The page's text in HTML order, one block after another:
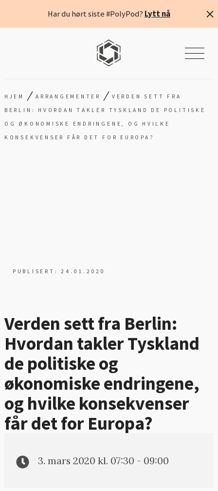
Har du hørt siste #PolyPod? Lytt nå
HJEM /ARRANGEMENTER / VERDEN SETT FRA
BERLIN: HVORDAN TAKLER TYSKLAND DE POLITISKE
OG ØKONOMISKE ENDRINGENE, OG HVILKE
KONSEKVENSER FÅR DET FOR EUROPA?
PUBLISERT: 24.01.2020
Verden sett fra Berlin:
Hvordan takler Tyskland
de politiske og
økonomiske endringene,
og hvilke konsekvenser
får det for Europa?
3. mars 2020 kl. 07:30 - 09:00